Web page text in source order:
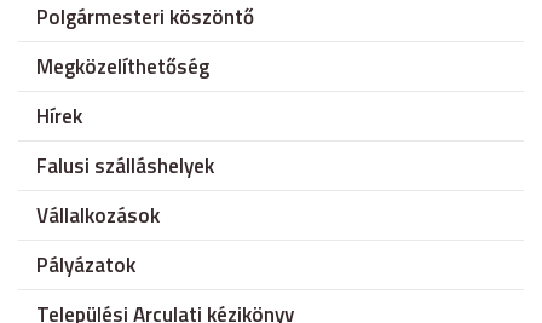
Polgármesteri köszöntő
Megközelíthetőség
Hírek
Falusi szálláshelyek
Vállalkozások
Pályázatok
Települési Arculati kézikönyv